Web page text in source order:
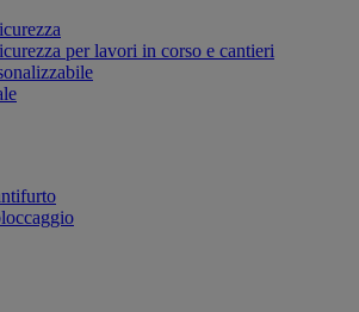
per lavori in corso e cantieri